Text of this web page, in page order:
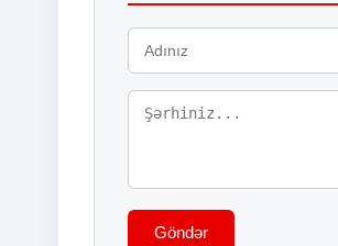
Göndər